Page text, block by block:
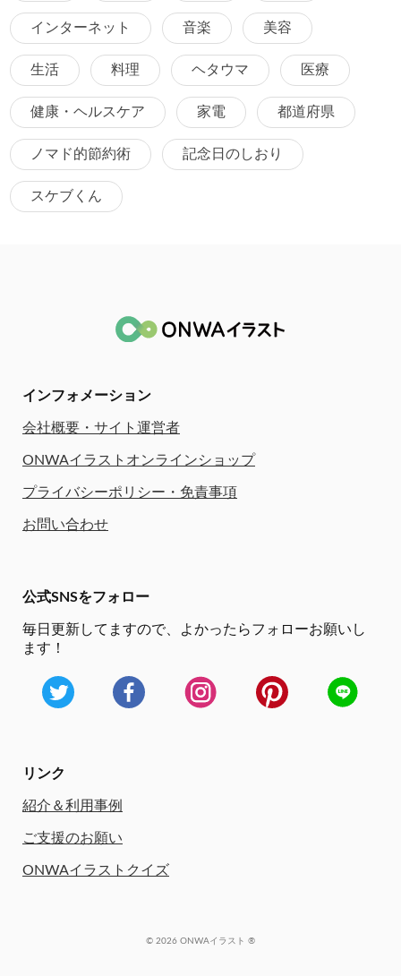
インターネット 音楽 美容
生活 料理 ヘタウマ 医療
健康・ヘルスケア 家電 都道府県
ノマド的節約術 記念日のしおり
スケブくん
インフォメーション
会社概要・サイト運営者
ONWAイラストオンラインショップ
プライバシーポリシー・免責事項
お問い合わせ
公式SNSをフォロー
毎日更新してますので、
よかったらフォローお願いし
ます！
リンク
紹介＆利用事例
ご支援のお願い
ONWAイラストクイズ
© 2026 ONWAイラスト ®